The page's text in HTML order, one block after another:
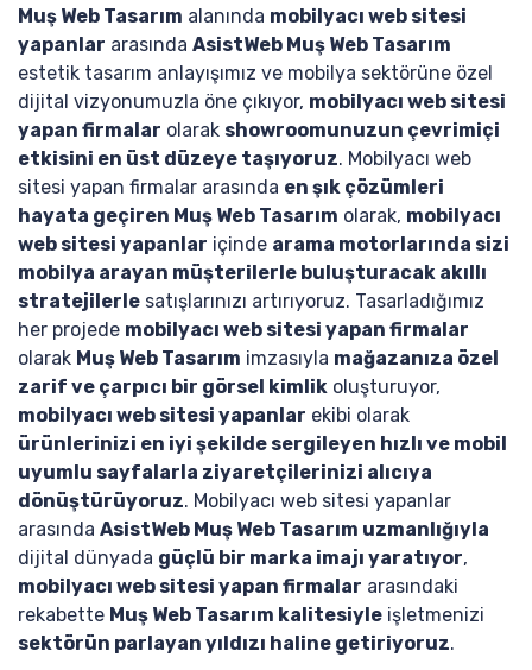
Muş Web Tasarım alanında mobilyacı web sitesi
yapanlar arasında AsistWeb Muş Web Tasarım
estetik tasarım anlayışımız ve mobilya sektörüne özel
dijital vizyonumuzla öne çıkıyor, mobilyacı web sitesi
yapan firmalar olarak showroomunuzun çevrimiçi
etkisini en üst düzeye taşıyoruz. Mobilyacı web
sitesi yapan firmalar arasında en şık çözümleri
hayata geçiren Muş Web Tasarım olarak, mobilyacı
web sitesi yapanlar içinde arama motorlarında sizi
mobilya arayan müşterilerle buluşturacak akıllı
stratejilerle satışlarınızı artırıyoruz. Tasarladığımız
her projede mobilyacı web sitesi yapan firmalar
olarak Muş Web Tasarım imzasıyla mağazanıza özel
zarif ve çarpıcı bir görsel kimlik oluşturuyor,
mobilyacı web sitesi yapanlar ekibi olarak
ürünlerinizi en iyi şekilde sergileyen hızlı ve mobil
uyumlu sayfalarla ziyaretçilerinizi alıcıya
dönüştürüyoruz. Mobilyacı web sitesi yapanlar
arasında AsistWeb Muş Web Tasarım uzmanlığıyla
dijital dünyada güçlü bir marka imajı yaratıyor,
mobilyacı web sitesi yapan firmalar arasındaki
rekabette Muş Web Tasarım kalitesiyle işletmenizi
sektörün parlayan yıldızı haline getiriyoruz.